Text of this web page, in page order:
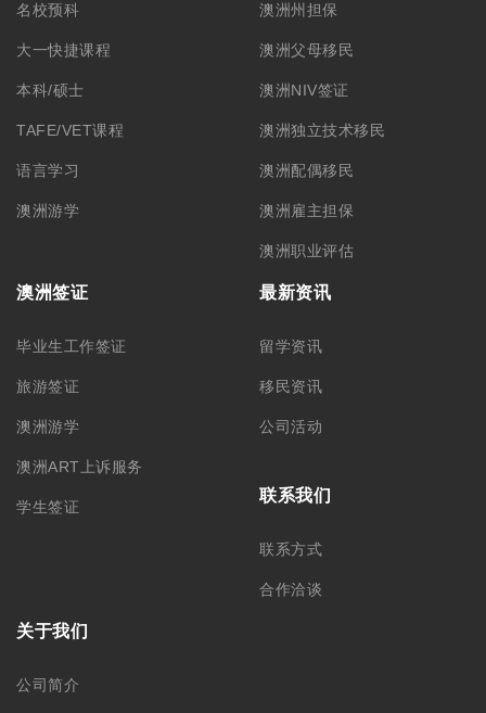
名校预科
大一快捷课程
本科/硕士
TAFE/VET课程
语言学习
澳洲游学
澳洲州担保
澳洲父母移民
澳洲NIV签证
澳洲独立技术移民
澳洲配偶移民
澳洲雇主担保
澳洲职业评估
澳洲签证
毕业生工作签证
旅游签证
澳洲游学
澳洲ART上诉服务
学生签证
最新资讯
留学资讯
移民资讯
公司活动
联系我们
联系方式
合作洽谈
关于我们
公司简介